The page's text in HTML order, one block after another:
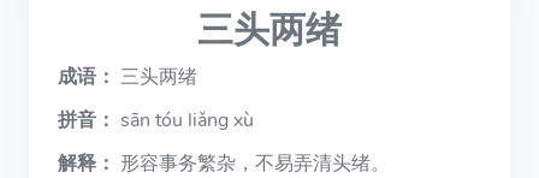
三头两绪
成语： 三头两绪
拼音： sān tóu liǎng xù
解释： 形容事务繁杂，不易弄清头绪。